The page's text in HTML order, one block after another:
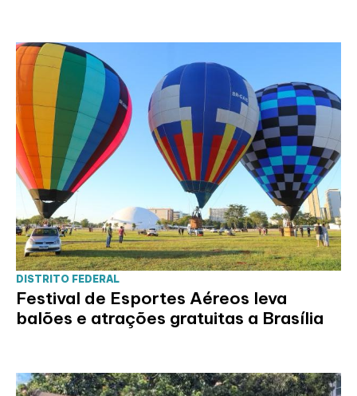
DISTRITO FEDERAL
Festival de Esportes Aéreos leva
balões e atrações gratuitas a Brasília